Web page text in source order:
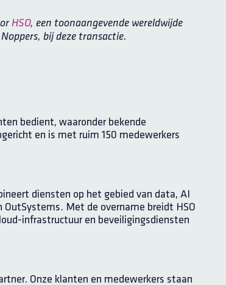
HSO, een toonaangevende wereldwijde
bij deze transactie.
bedient, waaronder bekende
en is met ruim 150 medewerkers
diensten op het gebied van data, AI
OutSystems. Met de overname breidt HSO
infrastructuur en beveiligingsdiensten
Onze klanten en medewerkers staan